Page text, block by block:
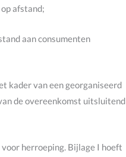
afstand;
aan consumenten
kader van een georganiseerd
de overeenkomst uitsluitend
herroeping. Bijlage I hoeft